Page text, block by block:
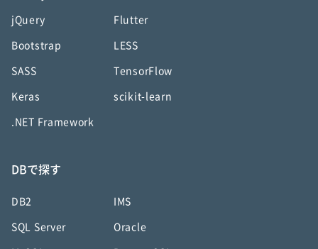
jQuery Flutter
Bootstrap LESS
SASS TensorFlow
Keras scikit-learn
.NET Framework
DBで探す
DB2 IMS
SQL Server Oracle